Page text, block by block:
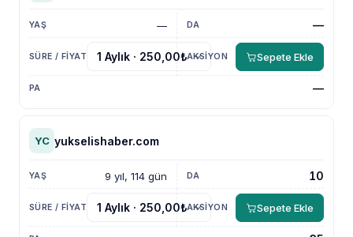
— —
—
Sepete Ekle
YC yukselishaber.com
9 yıl, 114 gün 10
Sepete Ekle